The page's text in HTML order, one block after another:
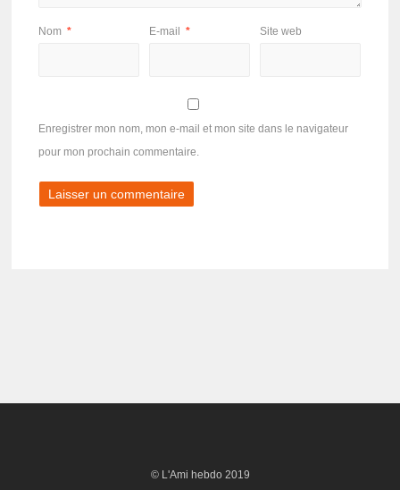
Nom * E-mail * Site web
Enregistrer mon nom, mon e-mail et mon site dans le navigateur
pour mon prochain commentaire.
© L'Ami hebdo 2019